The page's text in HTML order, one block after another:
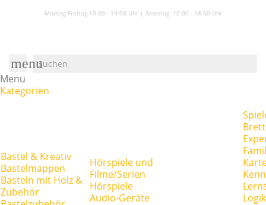
Montag-Freitag 10:00 - 19:00 Uhr | Samstag: 10:00 - 18:00 Uhr
menu
Menu
Kategorien
Bastel & Kreativ
Bastelmappen
Basteln mit Holz &
Zubehör
Hörspiele und
Filme/Serien
Hörspiele
Audio-Geräte